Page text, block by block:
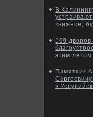
В
книжное,
169 дворов
этим летом
Памятник
в